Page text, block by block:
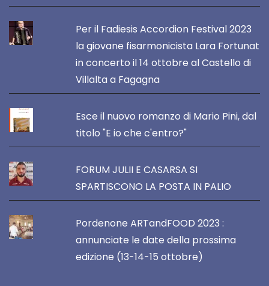
Per il Fadiesis Accordion Festival 2023
la giovane fisarmonicista Lara Fortunat
in concerto il 14 ottobre al Castello di
Villalta a Fagagna
Esce il nuovo romanzo di Mario Pini, dal
titolo "E io che c'entro?"
FORUM JULII E CASARSA SI
SPARTISCONO LA POSTA IN PALIO
Pordenone ARTandFOOD 2023 :
annunciate le date della prossima
edizione (13-14-15 ottobre)